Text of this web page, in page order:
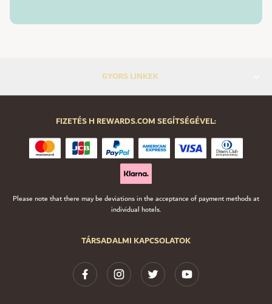
GYORS LINKEK
TÁRSADALMI KAPCSOLATOK
FIZETÉS H REWARDS.COM SEGÍTSÉGÉVEL:
Please note that there may be deviations in the acceptance of payment methods at
individual hotels.